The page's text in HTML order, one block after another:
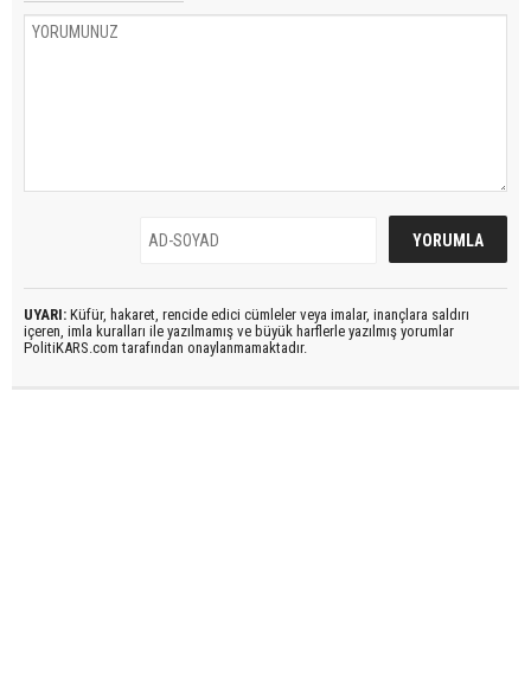
UYARI: Küfür, hakaret, rencide edici cümleler veya imalar, inançlara saldırı
içeren, imla kuralları ile yazılmamış ve büyük harflerle yazılmış yorumlar
PolitiKARS.com tarafından onaylanmamaktadır.